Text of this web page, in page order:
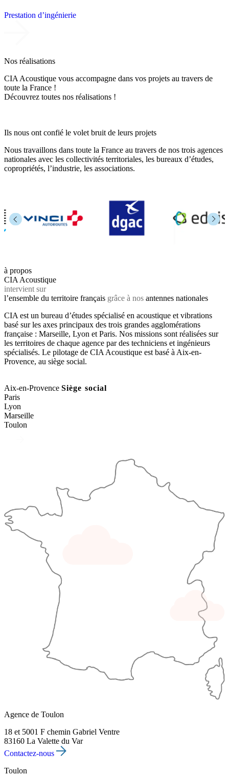
Prestation d’ingénierie
Nos réalisations
CIA Acoustique vous accompagne dans vos projets au travers de
toute la France !
Découvrez toutes nos réalisations !
Ils nous ont confié le volet bruit de leurs projets
Nous travaillons dans toute la France au travers de nos trois agences
nationales avec les collectivités territoriales, les bureaux d’études,
copropriétés, l’industrie, les associations.
à propos
CIA Acoustique
intervient sur
l’ensemble du territoire français grâce à nos antennes nationales
CIA est un bureau d’études spécialisé en acoustique et vibrations
basé sur les axes principaux des trois grandes agglomérations
française : Marseille, Lyon et Paris. Nos missions sont réalisées sur
les territoires de chaque agence par des techniciens et ingénieurs
spécialisés. Le pilotage de CIA Acoustique est basé à Aix-en-
Provence, au siège social.
Aix-en-Provence Siège social
Paris
Lyon
Marseille
Toulon
Agence de Toulon
18 et 5001 F chemin Gabriel Ventre
83160 La Valette du Var
Contactez-nous
Toulon